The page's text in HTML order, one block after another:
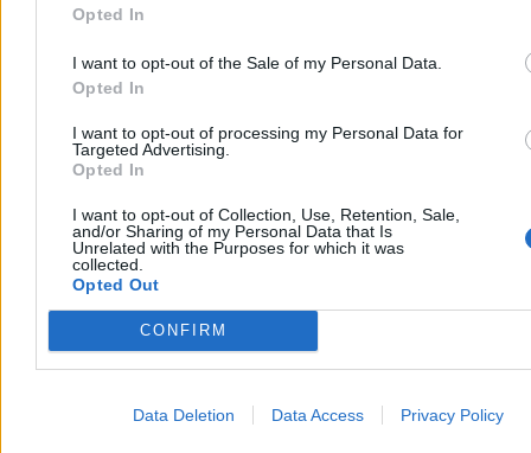
Opted In
I want to opt-out of the Sale of my Personal Data.
Opted In
I want to opt-out of processing my Personal Data for
Targeted Advertising.
Opted In
I want to opt-out of Collection, Use, Retention, Sale,
and/or Sharing of my Personal Data that Is
Unrelated with the Purposes for which it was
collected.
Opted Out
CONFIRM
Data Deletion Data Access Privacy Policy
Rok prezydentury Karola Nawrockiego.
– Jestem skuteczny dla Polski i będę skuteczny dla Polski, realizując
plan 21 – zapowiadał w marcu ubiegłego roku Karol Nawrocki,
wtedy kandydat na prezydenta. Minęło dokładnie 12 miesięcy od
kiedy objął najwyższy urząd w państwie, czas sprawdzić jak jak
kampanijne deklaracje mają się do rzeczywistości.
Jacek Prusinowski